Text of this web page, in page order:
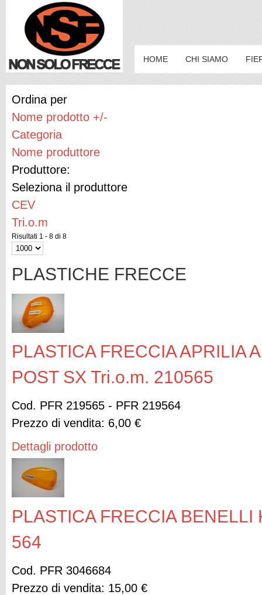
HOME CHI SIAMO
Ordina per
Nome prodotto +/-
Categoria
Nome produttore
Produttore:
Seleziona il produttore
CEV
Tri.o.m
Risultati 1 - 8 di 8
PLASTICHE FRECCE
PLASTICA FRECCIA APRILIA
POST SX Tri.o.m. 210565
Cod. PFR 219565 - PFR 219564
Prezzo di vendita: 6,00 €
Dettagli prodotto
PLASTICA FRECCIA BENELLI
564
Cod. PFR 3046684
Prezzo di vendita: 15,00 €